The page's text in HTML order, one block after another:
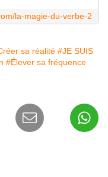
la-magie-du-verbe-2
sa réalité #JE SUIS
#Élever sa fréquence